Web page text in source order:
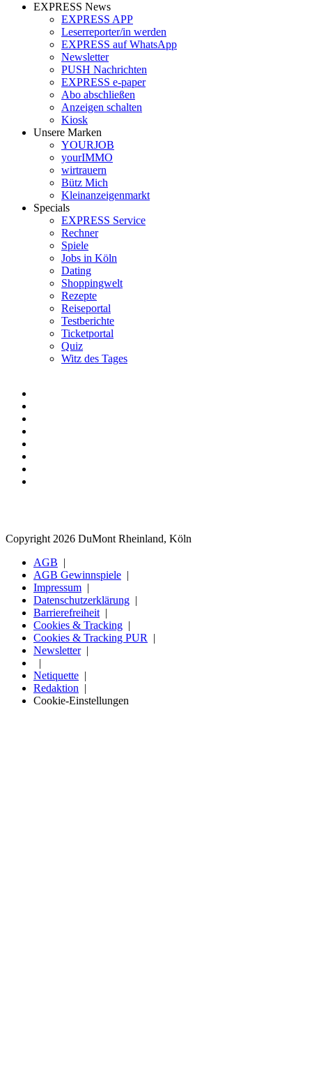
EXPRESS News
EXPRESS APP
Leserreporter/in werden
EXPRESS auf WhatsApp
Newsletter
PUSH Nachrichten
EXPRESS e-paper
Abo abschließen
Anzeigen schalten
Kiosk
Unsere Marken
YOURJOB
yourIMMO
wirtrauern
Bütz Mich
Kleinanzeigenmarkt
Specials
EXPRESS Service
Rechner
Spiele
Jobs in Köln
Dating
Shoppingwelt
Rezepte
Reiseportal
Testberichte
Ticketportal
Quiz
Witz des Tages
Copyright 2026 DuMont Rheinland, Köln
AGB
AGB Gewinnspiele
Impressum
Datenschutzerklärung
Barrierefreiheit
Cookies & Tracking
Cookies & Tracking PUR
Newsletter
Netiquette
Redaktion
Cookie-Einstellungen